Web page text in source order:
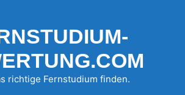
richtige Fernstudium finden.